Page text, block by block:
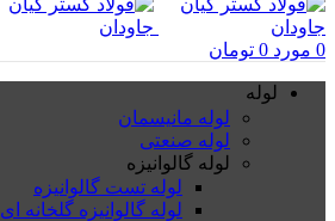
0 مورد 0 تومان
لوله
لوله مانیسمان
لوله صنعتی
لوله گالوانیزه
لوله تست گالوانیزه
لوله گالوانیزه گلخانه ای